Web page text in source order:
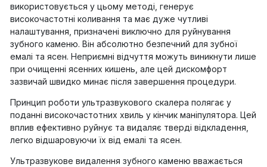
використовується у цьому методі, генерує
високочастотні коливання та має дуже чутливі
налаштування, призначені виключно для руйнування
зубного каменю. Він абсолютно безпечний для зубної
емалі та ясен. Неприємні відчуття можуть виникнути лише
при очищенні ясенних кишень, але цей дискомфорт
зазвичай швидко минає після завершення процедури.
Принцип роботи ультразвукового скалера полягає у
поданні високочастотних хвиль у кінчик маніпулятора. Цей
вплив ефективно руйнує та видаляє тверді відкладення,
легко відшаровуючи їх від емалі та ясен.
Ультразвукове видалення зубного каменю вважається